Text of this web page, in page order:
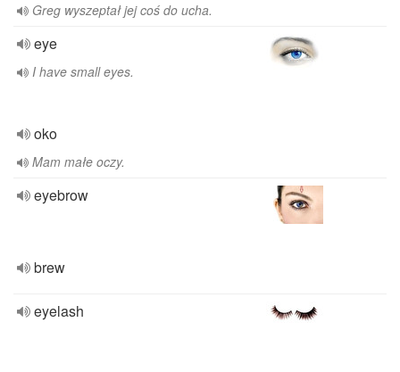
Greg wyszeptał jej coś do ucha.
eye
I have small eyes.
oko
Mam małe oczy.
eyebrow
brew
eyelash